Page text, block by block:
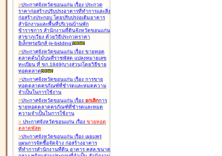
>ประกาศจังหวัดขอนแก่น เรื่อง ประกวด
ราคาก่อสร้างปรับปรุงอาคารที่ทำการและสิ่ง
ก่อสร้างประกอบ โดยปรับปรุง่อเติมอาคาร
สำนักงานและพื้นที่บริเวณบ้านพัก
ข้าราชการ สำนักงานที่ดินจังหวัดขอนแก่น
สาขาภูเวียง ด้วยวิธีประกวดราคา
อิเล็กทรอนิกส์ (e-bidding)
>ประกาศจังหวัดขอนแก่น เรื่อง ขายทอด
ตลาดต้นไม้บนที่ราชพัสดุ แปลงหมายเลข
ทะเบียน ที่ ขก.1849(บางส่วน)โดยวิธีขาย
ทอดตลาด
>ประกาศจังหวัดขอนแก่น เรื่อง การขาย
ทอดตลาดครุภัณฑ์ที่ชำรุดและหมดความ
จำเป็นในการใช้งาน
>ประกาศจังหวัดขอนแก่น เรื่อง ยกเลิกการ
ขายทอดตลาดครุภัณฑ์ที่ชำรุดและหมด
ความจำเป็นในการใช้งาน
> ประกาศจังหวัดขอนแก่น เรื่อง ขายทอด
ตลาดพัสดุ
>ประกาศจังหวัดขอนแก่น เรื่อง เผยแพร่
แผนการจัดซื้อจัดจ้าง ก่อสร้างอาคาร
ที่ทำการสำนักงานที่ดิน อาคาร คสล.ขนาด